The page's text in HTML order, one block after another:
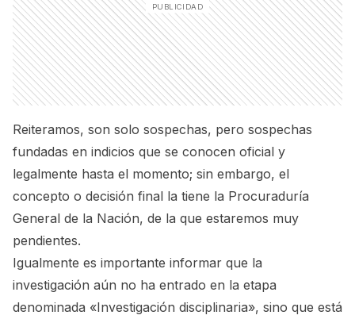
Reiteramos, son solo sospechas, pero sospechas
fundadas en indicios que se conocen oficial y
legalmente hasta el momento; sin embargo, el
concepto o decisión final la tiene la Procuraduría
General de la Nación, de la que estaremos muy
pendientes.
Igualmente es importante informar que la
investigación aún no ha entrado en la etapa
denominada «Investigación disciplinaria», sino que está